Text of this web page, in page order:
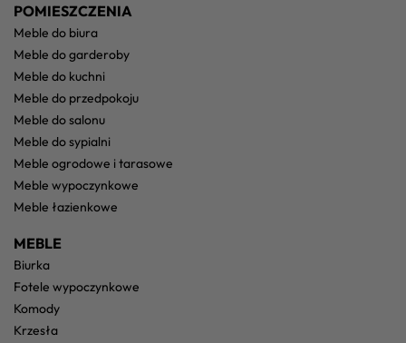
POMIESZCZENIA
meble do biura
meble do garderoby
meble do kuchni
meble do przedpokoju
meble do salonu
meble do sypialni
meble ogrodowe i tarasowe
meble wypoczynkowe
meble łazienkowe
MEBLE
biurka
fotele wypoczynkowe
komody
krzesła